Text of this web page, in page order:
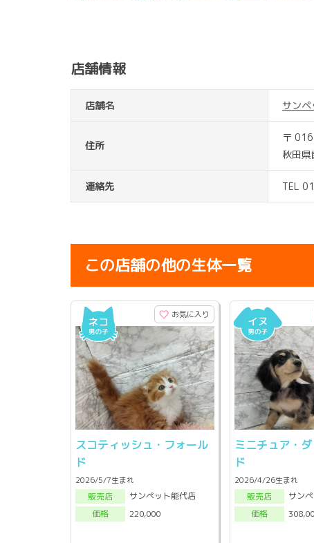
店舗情報
店舗名 サン
住所
〒
秋田
連絡先 TEL
この店舗の他の生体一覧
お気に入り
スコティッシュ・フォール
ド
2026/5/7生まれ
販売店
サンペット能代店
価格
220,000
ミニチュア・
ド
2026/4/26生まれ
販売店
サン
価格